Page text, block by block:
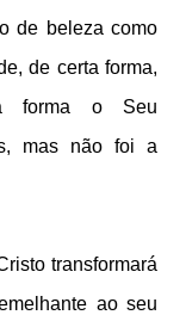
de beleza como
de certa forma,
forma o Seu
mas não foi a
transformará
ao seu